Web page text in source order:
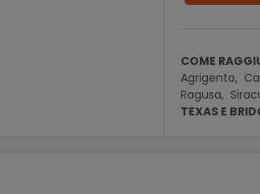
COME
Agrigento,
Ragusa,
TEXAS E